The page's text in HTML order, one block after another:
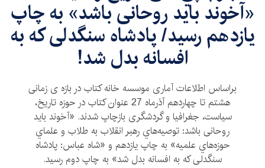
«آخوند بايد روحانی باشد» به چاپ
يازدهم رسيد/ پادشاه سنگدلی که به
افسانه بدل شد!
براساس اطلاعات آماری موسسه خانه کتاب در بازه ی زمانی
هشتم تا چهاردهم آذرماه 27 عنوان کتاب در حوزه تاریخ،
سیاست، جغرافیا و گردشگری بازچاپ شدند. «آخوند باید
روحانی باشد: توصيه‌هاي رهبر انقلاب به طلاب و علماي
حوزه‌هاي علميه» به چاپ یازدهم و «شاه عباس: پادشاه
سنگدلی که به افسانه بدل شد» به چاپ دوم رسید.